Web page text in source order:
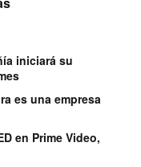
iniciará su
es una empresa
en Prime Video,